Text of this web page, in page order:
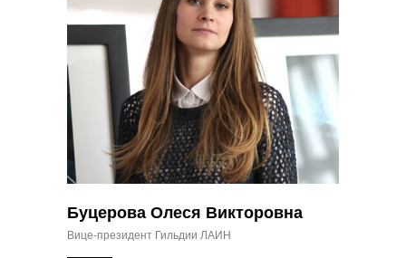
Буцерова Олеся Викторовна
Вице-президент Гильдии ЛАИН